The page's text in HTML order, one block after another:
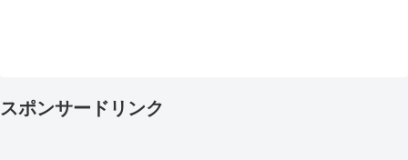
スポンサードリンク